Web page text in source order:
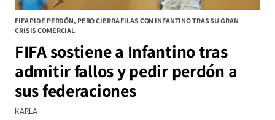
FIFA PIDE PERDÓN, PERO CIERRA FILAS CON INFANTINO TRAS SU GRAN
CRISIS COMERCIAL
FIFA sostiene a Infantino tras
admitir fallos y pedir perdón a
sus federaciones
KARLA